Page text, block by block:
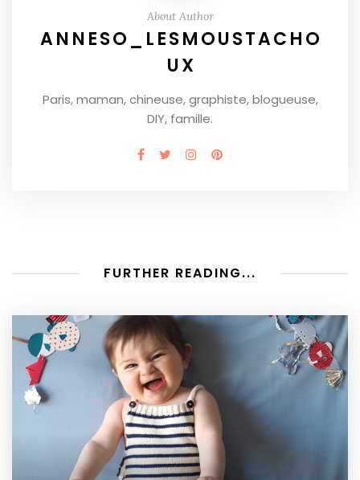
About Author
ANNESO_LESMOUSTACHO
UX
Paris, maman, chineuse, graphiste, blogueuse,
DIY, famille.
FURTHER READING...